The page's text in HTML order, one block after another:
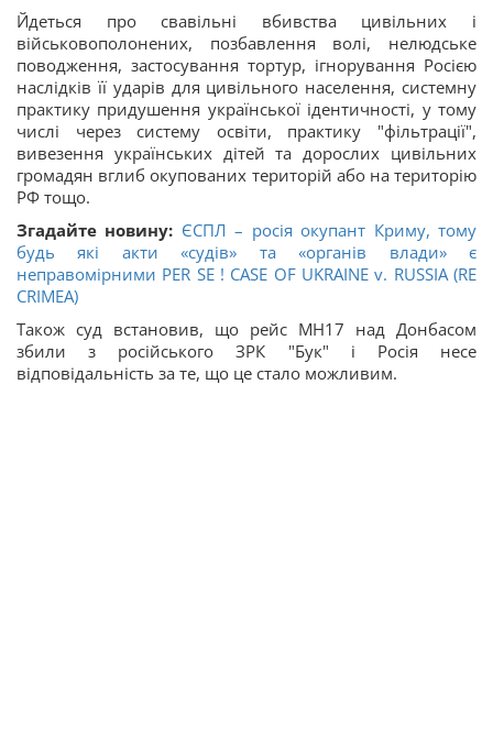
Йдеться про свавільні вбивства цивільних і
військовополонених, позбавлення волі, нелюдське
поводження, застосування тортур, ігнорування Росією
наслідків її ударів для цивільного населення, системну
практику придушення української ідентичності, у тому
числі через систему освіти, практику "фільтрації",
вивезення українських дітей та дорослих цивільних
громадян вглиб окупованих територій або на територію
РФ тощо.
Згадайте новину: ЄСПЛ – росія окупант Криму, тому
будь які акти «судів» та «органів влади» є
неправомірними PER SE ! CASE OF UKRAINE v. RUSSIA (RE
CRIMEA)
Також суд встановив, що рейс MH17 над Донбасом
збили з російського ЗРК "Бук" і Росія несе
відповідальність за те, що це стало можливим.